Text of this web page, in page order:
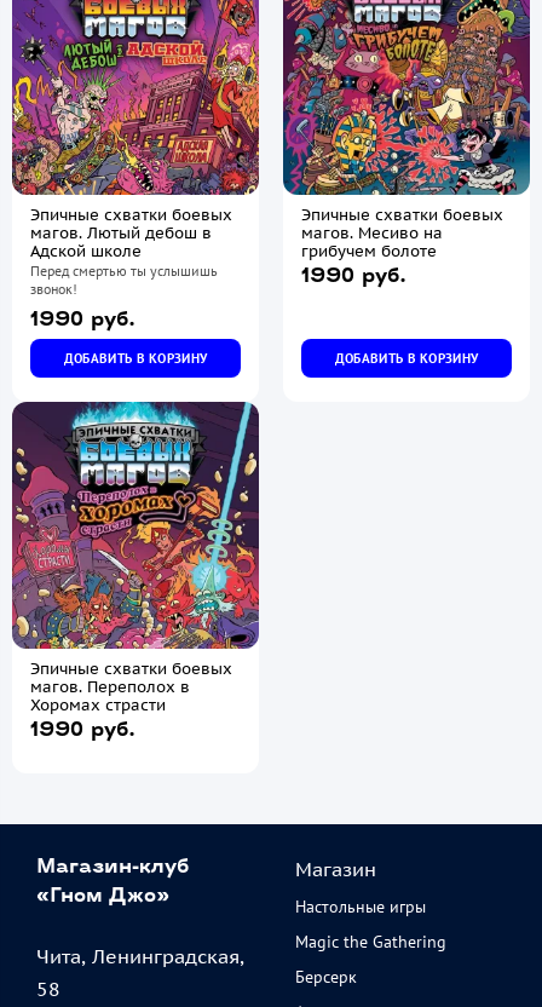
Эпичные схватки боевых
магов. Лютый дебош в
Адской школе
Перед смертью ты услышишь
звонок!
1990 руб.
ДОБАВИТЬ В КОРЗИНУ
Эпичные схватки боевых
магов. Месиво на
грибучем болоте
1990 руб.
ДОБАВИТЬ В КОРЗИНУ
Эпичные схватки боевых
магов. Переполох в
Хоромах страсти
1990 руб.
Магазин-клуб
«Гном Джо»
Чита, Ленинградская,
58
Магазин
Настольные игры
Magic the Gathering
Берсерк